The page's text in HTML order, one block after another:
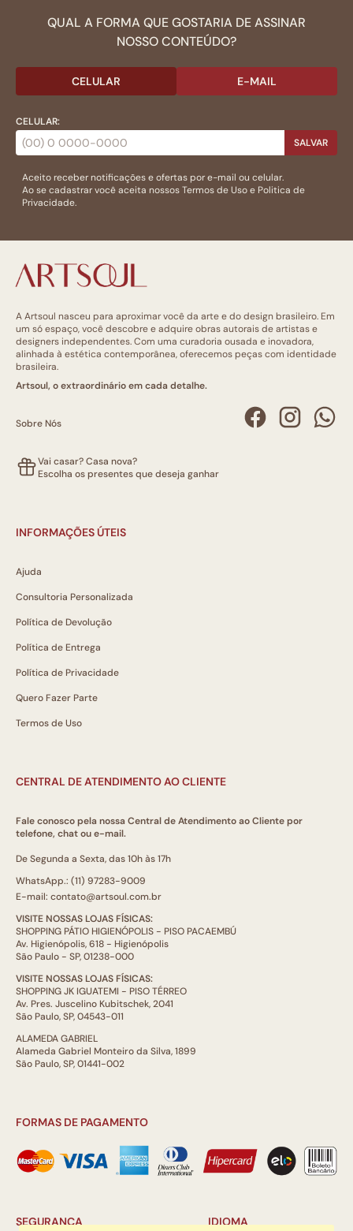
QUAL A FORMA QUE GOSTARIA DE ASSINAR
NOSSO CONTEÚDO?
CELULAR E-MAIL
CELULAR:
SALVAR
Aceito receber notificações e ofertas por e-mail ou celular.
Ao se cadastrar você aceita nossosTermos de Usoe Politica de
Privacidade.
A Artsoul nasceu para aproximar você da arte e do design brasileiro. Em
um só espaço, você descobre e adquire obras autorais de artistas e
designers independentes. Com uma curadoria ousada e inovadora,
alinhada à estética contemporânea, oferecemos peças com identidade
brasileira.
Artsoul, o extraordinário em cada detalhe.
Sobre Nós
Vai casar? Casa nova?
Escolha os presentes que deseja ganhar
INFORMAÇÕES ÚTEIS
Ajuda
Consultoria Personalizada
Política de Devolução
Política de Entrega
Política de Privacidade
Quero Fazer Parte
Termos de Uso
CENTRAL DE ATENDIMENTO AO CLIENTE
Fale conosco pela nossa Central de Atendimento ao Cliente por
telefone, chat ou e-mail.
De Segunda a Sexta, das 10h às 17h
WhatsApp.: (11) 97283-9009
E-mail: contato@artsoul.com.br
VISITE NOSSAS LOJAS FÍSICAS:
SHOPPING PÁTIO HIGIENÓPOLIS - PISO PACAEMBÚ
Av. Higienópolis, 618 - Higienópolis
São Paulo - SP, 01238-000
VISITE NOSSAS LOJAS FÍSICAS:
SHOPPING JK IGUATEMI - PISO TÉRREO
Av. Pres. Juscelino Kubitschek, 2041
São Paulo, SP, 04543-011
ALAMEDA GABRIEL
Alameda Gabriel Monteiro da Silva, 1899
São Paulo, SP, 01441-002
FORMAS DE PAGAMENTO
SEGURANÇA IDIOMA